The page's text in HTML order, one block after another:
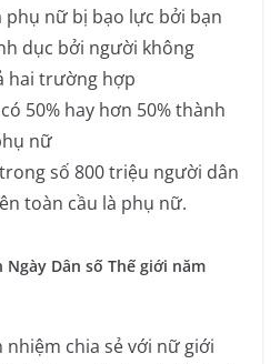
phụ nữ bị bạo lực bởi bạn
dục bởi người không
hai trường hợp
50% hay hơn 50% thành
nữ
số 800 triệu người dân
toàn cầu là phụ nữ.
Dân số Thế giới năm
nhiệm chia sẻ với nữ giới